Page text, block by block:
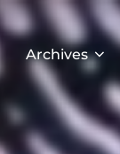
Archives